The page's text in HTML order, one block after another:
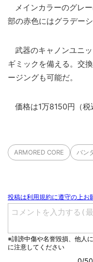
メインカラーのグレ
部の赤色にはグラデー
武器のキャノンユニ
ギミックを備える。交
ージングも可能だ。
価格は1万8150円（税
ARMORED CORE バン